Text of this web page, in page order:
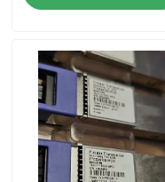
Fabrieksreis
Kwaliteitscontrole